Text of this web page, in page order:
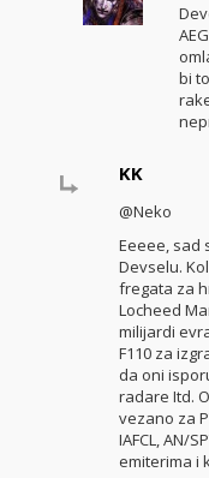
bi
KK
@Neko
Eeeee, sad
Devselu.
fregata za
Locheed
milijardi
F110 za
da oni
radare Itd.
vezano za
IAFCL, AN/
emiterima i